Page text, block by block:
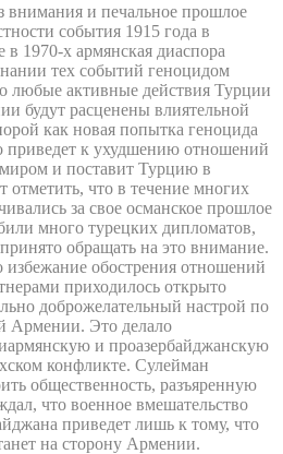
внимания и печальное прошлое
события 1915 года в
1970-х армянская диаспора
тех событий геноцидом
любые активные действия Турции
будут расценены влиятельной
как новая попытка геноцида
приведет к ухудшению отношений
и поставит Турцию в
что в течение многих
за свое османское прошлое
много турецких дипломатов,
обращать на это внимание.
обострения отношений
приходилось открыто
доброжелательный настрой по
Армении. Это делало
и проазербайджанскую
конфликте. Сулейман
общественность, разъяренную
что военное вмешательство
приведет лишь к тому, что
на сторону Армении.